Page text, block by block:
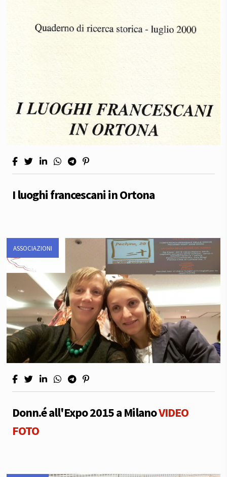
I luoghi francescani in Ortona
ASSOCIAZIONI
Donn.é all'Expo 2015 a MilanoVIDEO
FOTO